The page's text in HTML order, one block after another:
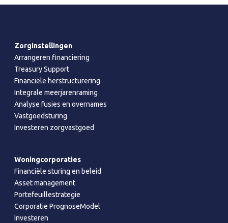
Zorginstellingen
Arrangeren financiering
Treasury Support
Financiële herstructurering
Integrale meerjarenraming
Analyse fusies en overnames
Vastgoedsturing
Investeren zorgvastgoed
Woningcorporaties
Financiële sturing en beleid
Asset management
Portefeuillestrategie
Corporatie PrognoseModel
Investeren